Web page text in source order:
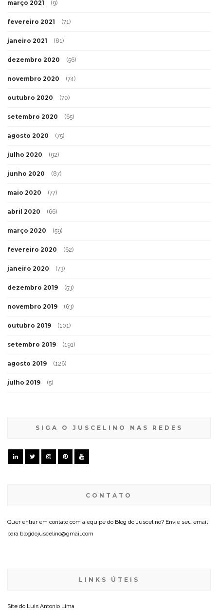
março 2021 (9)
fevereiro 2021 (71)
janeiro 2021 (81)
dezembro 2020 (56)
novembro 2020 (74)
outubro 2020 (70)
setembro 2020 (65)
agosto 2020 (75)
julho 2020 (92)
junho 2020 (87)
maio 2020 (77)
abril 2020 (66)
março 2020 (59)
fevereiro 2020 (62)
janeiro 2020 (73)
dezembro 2019 (53)
novembro 2019 (63)
outubro 2019 (101)
setembro 2019 (191)
agosto 2019 (126)
julho 2019 (5)
SIGA O JUSCELINO NAS REDES
CONTATO
Quer entrar em contato com a equipe do Blog do Juscelino? Envie seu email
para blogdojuscelino@gmail.com
LINKS ÚTEIS
Site do Luis Antonio Lima